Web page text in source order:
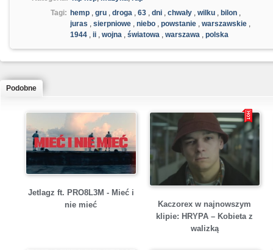
Tagi: hemp gru droga 63 dni chwały wilku bilon
juras
sierpniowe niebo powstanie warszawskie
1944
ii wojna światowa warszawa polska
Podobne
Jetlagz ft. PRO8L3M - Mieć i
nie mieć
Kaczorex w najnowszym
klipie: HRYPA – Kobieta z
walizką